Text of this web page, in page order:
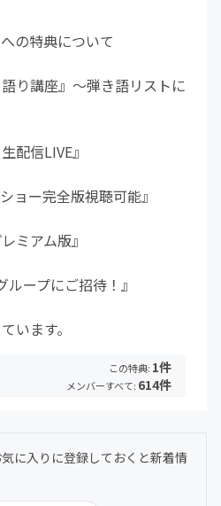
の特典について
り講座』〜弾き語リストに
配信LIVE』
ョー完全版視聴可能』
ミアム版』
ループにご招待！』
います。
この特典: 1件
メンバーすべて: 614件
に入りに登録しておくと新着情